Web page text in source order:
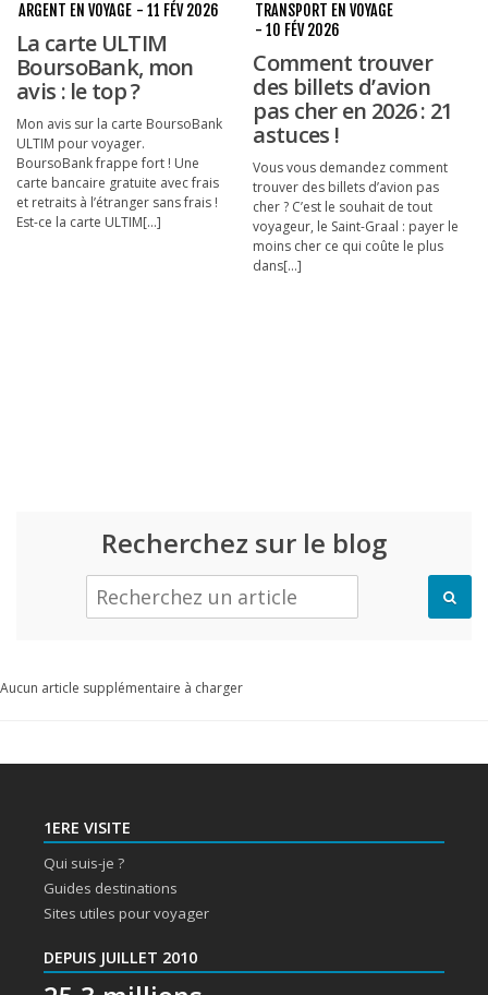
ARGENT EN VOYAGE - 11 FÉV 2026
La carte ULTIM
BoursoBank, mon
avis : le top ?
Mon avis sur la carte BoursoBank
ULTIM pour voyager.
BoursoBank frappe fort ! Une
carte bancaire gratuite avec frais
et retraits à l’étranger sans frais !
Est-ce la carte ULTIM[...]
TRANSPORT EN VOYAGE
- 10 FÉV 2026
Comment trouver
des billets d’avion
pas cher en 2026 : 21
astuces !
Vous vous demandez comment
trouver des billets d’avion pas
cher ? C’est le souhait de tout
voyageur, le Saint-Graal : payer le
moins cher ce qui coûte le plus
dans[...]
Recherchez sur le blog
Aucun article supplémentaire à charger
1ERE VISITE
Qui suis-je ?
Guides destinations
Sites utiles pour voyager
DEPUIS JUILLET 2010